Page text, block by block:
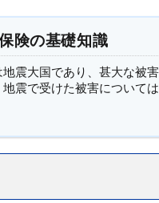
険の基礎知識
地震大国であり、甚大な被
震で受けた被害について